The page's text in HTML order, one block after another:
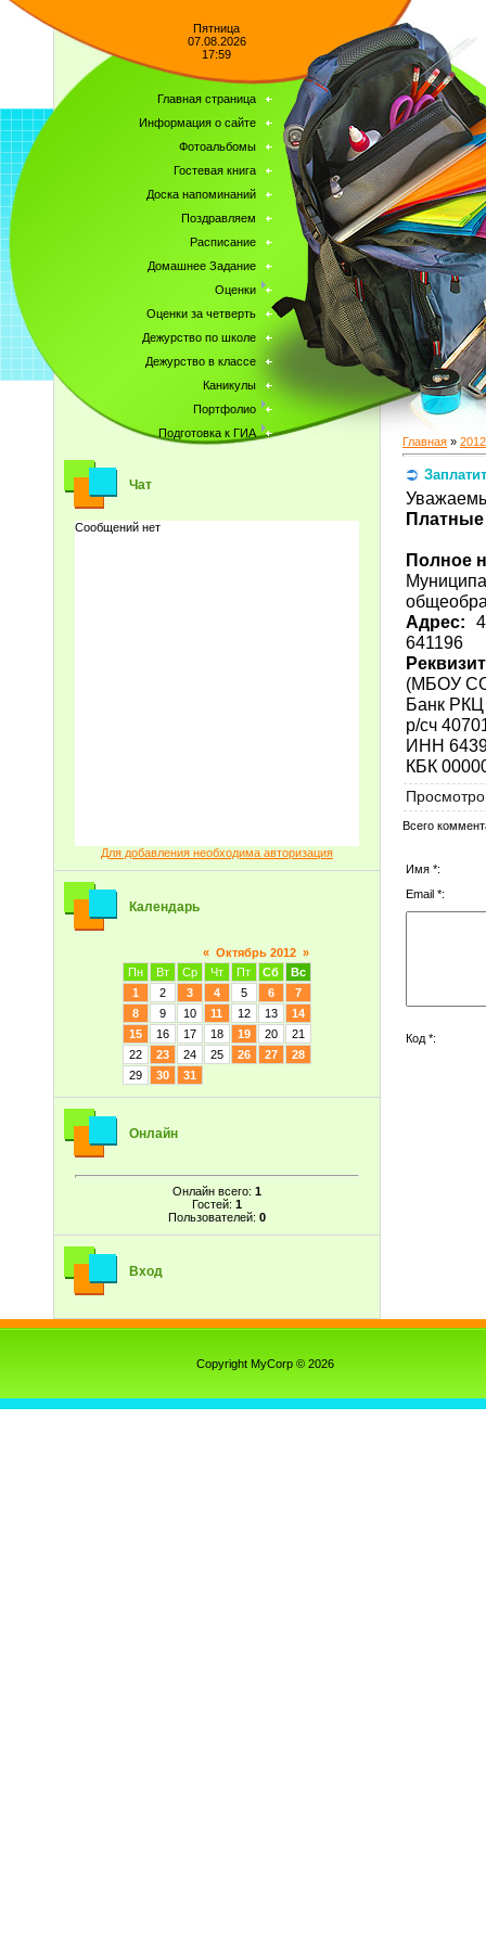
Пятница
07.08.2026
17:59
Главная страница
Информация о сайте
Фотоальбомы
Гостевая книга
Доска напоминаний
Поздравляем
Расписание
Домашнее Задание
Оценки
Оценки за четверть
Дежурство по школе
Дежурство в классе
Каникулы
Портфолио
Подготовка к ГИА
Чат
Для добавления необходима авторизация
Календарь
« Октябрь 2012 »
Пн
Вт Ср Чт Пт Сб
Вс
1
2 3 4 5 6
7
8
9 10 11 12 13
14
15
16 17 18 19 20
21
22
23 24 25 26 27
28
29
30 31
Онлайн
Онлайн всего: 1
Гостей: 1
Пользователей: 0
Вход
Главная » 2012
Платные
Полное
Адрес:
641196
(МБОУ
Банк РКЦ
р/сч
ИНН
КБК
Всего
Имя *:
Email *:
Код *:
Copyright MyCorp © 2026